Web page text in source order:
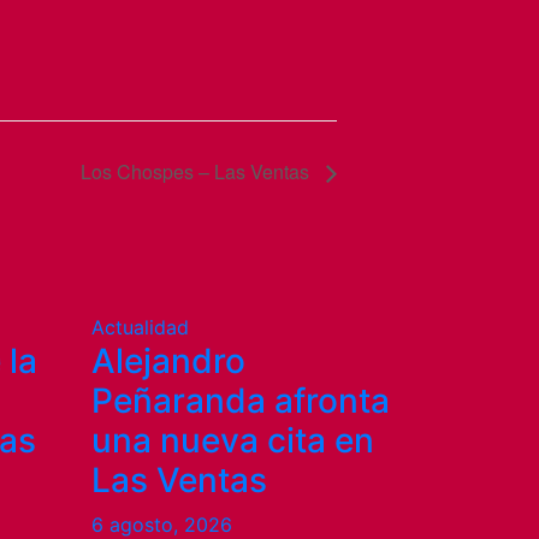
Los Chospes – Las Ventas
la
Actualidad
Alejandro
Peñaranda afronta
una nueva cita en
Las Ventas
6 agosto, 2026